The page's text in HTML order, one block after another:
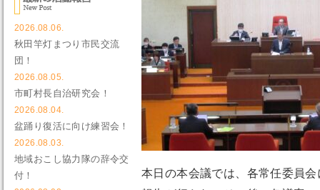
本日の本会議では、各常任委員
2026.08.06.
秋田竿灯まつり市民交流
団！
2026.08.05.
市町村長自治研究会！
2026.08.04.
盆踊り復活に向け練習会！
2026.08.03.
地域おこし協力隊の辞令交
付！